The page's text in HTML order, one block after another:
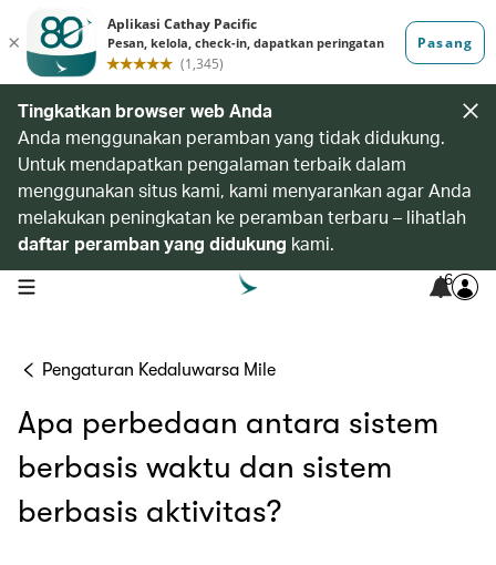
Tingkatkan browser web Anda
Anda menggunakan peramban yang tidak didukung.
Untuk mendapatkan pengalaman terbaik dalam
menggunakan situs kami, kami menyarankan agar Anda
melakukan peningkatan ke peramban terbaru – lihatlah
daftar peramban yang didukung kami.
open navigation menu 6
Pengaturan Kedaluwarsa Mile
Apa perbedaan antara sistem
berbasis waktu dan sistem
berbasis aktivitas?